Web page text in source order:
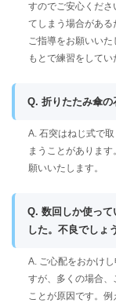
すのでご安心くだ
てしまう場合があ
ご指導をお願いい
もとで練習をしてい
Q. 折りたたみ傘の
A. 石突はねじ式で
まうことがありま
願いいたします。
Q. 数回しか使って
した。不良でしょ
A. ご心配をおかけ
すが、多くの場合
ことが原因です。